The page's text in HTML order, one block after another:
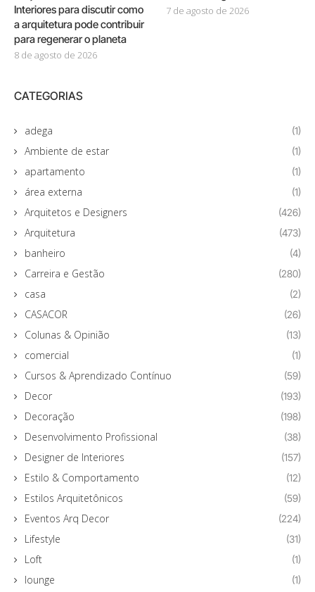
Interiores para discutir como
a arquitetura pode contribuir
para regenerar o planeta
8 de agosto de 2026
7 de agosto de 2026
CATEGORIAS
adega (1)
Ambiente de estar (1)
apartamento (1)
área externa (1)
Arquitetos e Designers (426)
Arquitetura (473)
banheiro (4)
Carreira e Gestão (280)
casa (2)
CASACOR (26)
Colunas & Opinião (13)
comercial (1)
Cursos & Aprendizado Contínuo (59)
Decor (193)
Decoração (198)
Desenvolvimento Profissional (38)
Designer de Interiores (157)
Estilo & Comportamento (12)
Estilos Arquitetônicos (59)
Eventos Arq Decor (224)
Lifestyle (31)
Loft (1)
lounge (1)